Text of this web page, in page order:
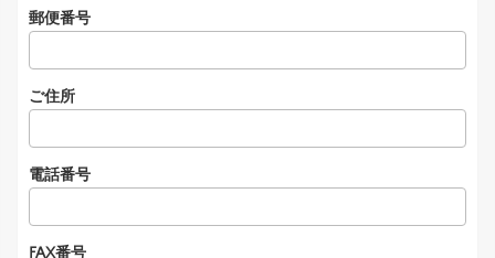
郵便番号
ご住所
電話番号
FAX番号